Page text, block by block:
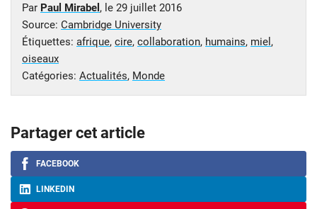
Par Paul Mirabel , le 29 juillet 2016
Source: Cambridge University
Étiquettes: afrique, cire, collaboration, humains, miel ,
oiseaux
Catégories: Actualités, Monde
Partager cet article
FACEBOOK
LINKEDIN